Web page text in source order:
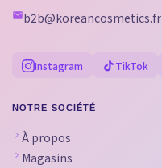
b2b@koreancosmetics.fr
Instagram TikTok
NOTRE SOCIÉTÉ
À propos
Magasins